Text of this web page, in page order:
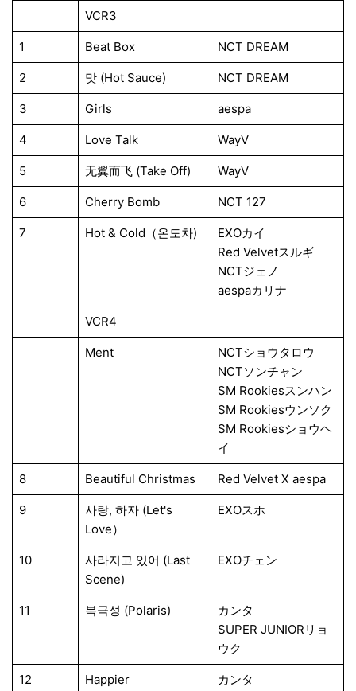
VCR3
1 Beat Box NCT DREAM
2 맛 (Hot Sauce) NCT DREAM
3 Girls aespa
4 Love Talk WayV
5 无翼而飞 (Take Off) WayV
6 Cherry Bomb NCT 127
7 Hot & Cold（온도차)
EXOカイ
Red Velvetスルギ
NCTジェノ
aespaカリナ
VCR4
Ment
NCTショウタロウ
NCTソンチャン
SM Rookiesスンハン
SM Rookiesウンソク
SM Rookiesショウヘ
イ
8 Beautiful Christmas Red Velvet X aespa
9
사랑, 하자 (Let's
Love）
EXOスホ
10
사라지고 있어 (Last
Scene)
EXOチェン
11 북극성 (Polaris)
カンタ
SUPER JUNIORリョ
ウク
12 Happier カンタ